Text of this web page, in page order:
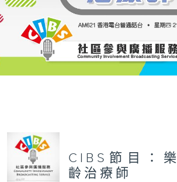
CIBS節目：樂
齡治療師